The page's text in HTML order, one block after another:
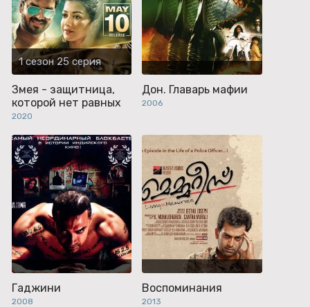
1 сезон 25 серия
Змея - защитница,
которой нет равных
2020
Дон. Главарь мафии
2006
Гаджини
2008
Воспоминания
2013